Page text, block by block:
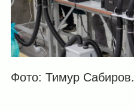
Фото: Тимур Сабиров.